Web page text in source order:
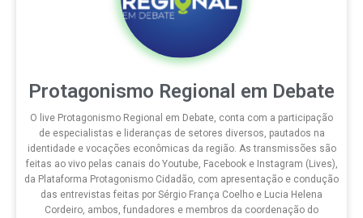
Protagonismo Regional em Debate
O live Protagonismo Regional em Debate, conta com a participação
de especialistas e lideranças de setores diversos, pautados na
identidade e vocações econômicas da região. As transmissões são
feitas ao vivo pelas canais do Youtube, Facebook e Instagram (Lives),
da Plataforma Protagonismo Cidadão, com apresentação e condução
das entrevistas feitas por Sérgio França Coelho e Lucia Helena
Cordeiro, ambos, fundadores e membros da coordenação do